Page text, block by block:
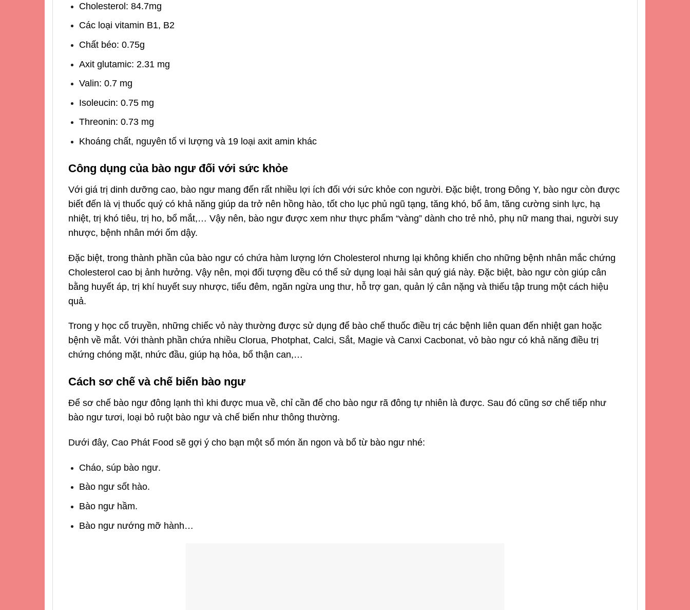
Cholesterol: 84.7mg
Các loại vitamin B1, B2
Chất béo: 0.75g
Axit glutamic: 2.31 mg
Valin: 0.7 mg
Isoleucin: 0.75 mg
Threonin: 0.73 mg
Khoáng chất, nguyên tố vi lượng và 19 loại axit amin khác
Công dụng của bào ngư đối với sức khỏe
Với giá trị dinh dưỡng cao, bào ngư mang đến rất nhiều lợi ích đối với sức khỏe con người. Đặc biệt, trong Đông Y, bào ngư còn được
biết đến là vị thuốc quý có khả năng giúp da trở nên hồng hào, tốt cho lục phủ ngũ tạng, tăng khó, bổ âm, tăng cường sinh lực, hạ
nhiệt, trị khó tiêu, trị ho, bổ mắt,… Vậy nên, bào ngư được xem như thực phẩm “vàng” dành cho trẻ nhỏ, phụ nữ mang thai, người suy
nhược, bệnh nhân mới ốm dậy.
Đặc biệt, trong thành phần của bào ngư có chứa hàm lượng lớn Cholesterol nhưng lại không khiến cho những bệnh nhân mắc chứng
Cholesterol cao bị ảnh hưởng. Vậy nên, mọi đối tượng đều có thể sử dụng loại hải sản quý giá này. Đặc biệt, bào ngư còn giúp cân
bằng huyết áp, trị khí huyết suy nhược, tiểu đêm, ngăn ngừa ung thư, hỗ trợ gan, quản lý cân nặng và thiếu tập trung một cách hiệu
quả.
Trong y học cổ truyền, những chiếc vỏ này thường được sử dụng để bào chế thuốc điều trị các bệnh liên quan đến nhiệt gan hoặc
bệnh về mắt. Với thành phần chứa nhiều Clorua, Photphat, Calci, Sắt, Magie và Canxi Cacbonat, vỏ bào ngư có khả năng điều trị
chứng chóng mặt, nhức đầu, giúp hạ hỏa, bổ thận can,…
Cách sơ chế và chế biến bào ngư
Để sơ chế bào ngư đông lạnh thì khi được mua về, chỉ cần để cho bào ngư rã đông tự nhiên là được. Sau đó cũng sơ chế tiếp như
bào ngư tươi, loại bỏ ruột bào ngư và chế biến như thông thường.
Dưới đây, Cao Phát Food sẽ gợi ý cho bạn một số món ăn ngon và bổ từ bào ngư nhé:
Cháo, súp bào ngư.
Bào ngư sốt hào.
Bào ngư hầm.
Bào ngư nướng mỡ hành…